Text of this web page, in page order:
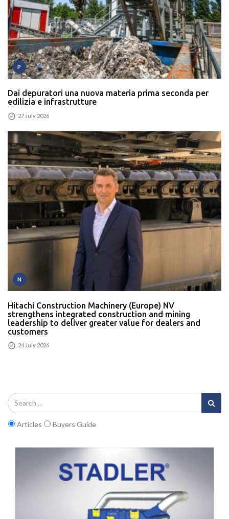
P
Dai depuratori una nuova materia prima seconda per
edilizia e infrastrutture
27 July 2026
N
Hitachi Construction Machinery (Europe) NV
strengthens integrated construction and mining
leadership to deliver greater value for dealers and
customers
24 July 2026
Articles Buyers Guide